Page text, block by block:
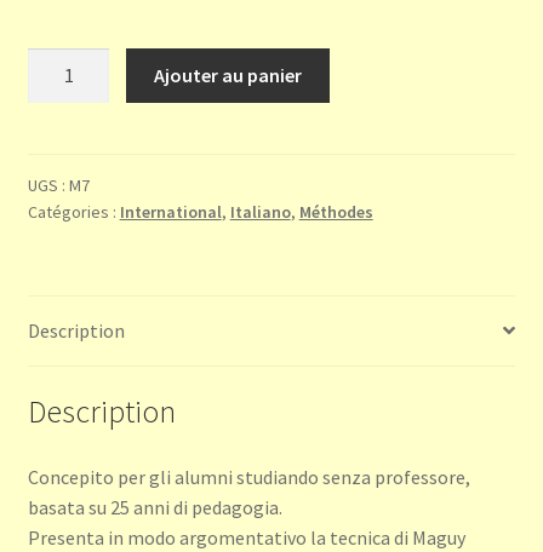
cetra
ad
Ajouter au panier
UGS : M7
Catégories : International, Italiano, Méthodes
Description
Description
Concepito per gli alumni studiando senza professore,
basata su 25 anni di pedagogia.
Presenta in modo argomentativo la tecnica di Maguy